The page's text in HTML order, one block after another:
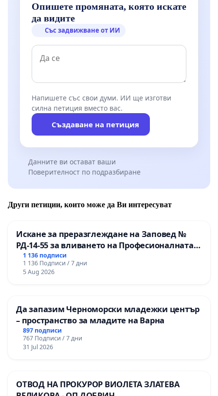
Опишете промяната, която искате
да видите
Със задвижване от ИИ
Напишете със свои думи. ИИ ще изготви
силна петиция вместо вас.
Създаване на петиция
Данните ви остават ваши
Поверителност по подразбиране
Други петиции, които може да Ви интересуват
Искане за преразглеждане на Заповед №
РД-14-55 за вливането на Професионалната
гимназия по промишлени технологии в
Професионалната гимназия по икономика и
мениджмънт – гр. Пазарджик
1 136 подписи
1 136 Подписи / 7 дни
5 Aug 2026
Да запазим Черноморски младежки център
– пространство за младите на Варна
897 подписи
767 Подписи / 7 дни
31 Jul 2026
ОТВОД НА ПРОКУРОР ВИОЛЕТА ЗЛАТЕВА